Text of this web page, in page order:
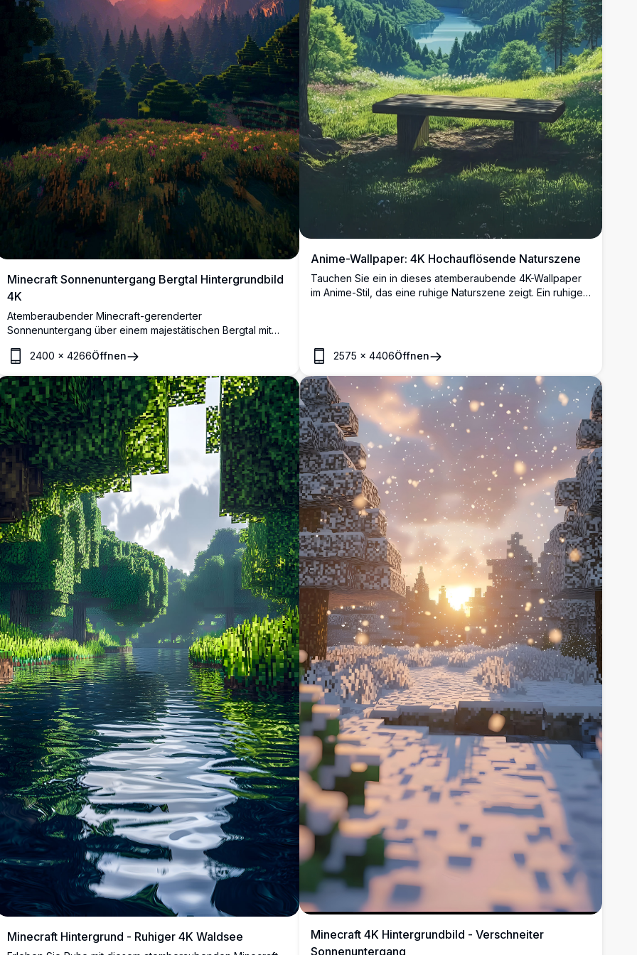
Minecraft Sonnenuntergang Bergtal Hintergrundbild
4K
Atemberaubender Minecraft-gerenderter
Sonnenuntergang über einem majestätischen Bergtal mit
und dramatisch rosa-orangenem Himmel. Eine
perfekt als Desktop- und Mobil-Hintergrundbild.
2400 ×4266Öffnen
Anime-Wallpaper: 4K Hochauflösende Naturszene
Tauchen Sie ein in dieses atemberaubende 4K-Wallpaper
im Anime-Stil, das eine ruhige Naturszene zeigt. Ein ruhiger
hölzerne Bank lädt zur friedlichen Kontemplation ein und
vereint lebendige Farben und detaillierte Kunstfertigkeit.
Perfekt, um Ihren Desktop- oder Mobilbildschirm mit seinen
atemberaubenden, hochwertigen visuellen Eindrücken zu
bereichern.
2575 × 4406Öffnen
Minecraft Hintergrund - Ruhiger 4K Waldsee
Minecraft 4K Hintergrundbild - Verschneiter
Sonnenuntergang